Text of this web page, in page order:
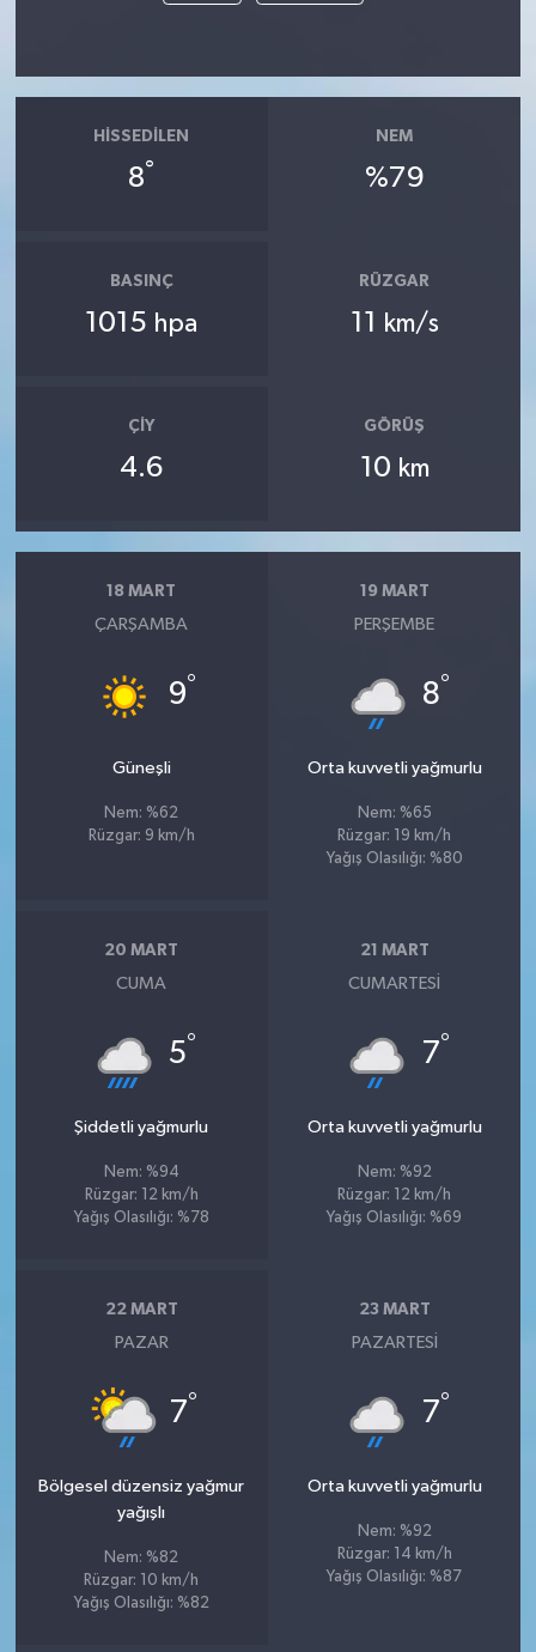
HISSEDILEN
8°
NEM
%79
BASINÇ
1015 hpa
RÜZGAR
11 km/s
ÇIY
4.6
GÖRÜŞ
10 km
18 MART
ÇARŞAMBA
9°
Güneşli
Nem: %62
Rüzgar: 9 km/h
19 MART
PERŞEMBE
8°
Orta kuvvetli yağmurlu
Nem: %65
Rüzgar: 19 km/h
Yağış Olasılığı: %80
20 MART
CUMA
5°
Şiddetli yağmurlu
Nem: %94
Rüzgar: 12 km/h
Yağış Olasılığı: %78
21 MART
CUMARTESI
7°
Orta kuvvetli yağmurlu
Nem: %92
Rüzgar: 12 km/h
Yağış Olasılığı: %69
22 MART
PAZAR
7°
Bölgesel düzensiz yağmur
yağışlı
Nem: %82
Rüzgar: 10 km/h
Yağış Olasılığı: %82
23 MART
PAZARTESI
7°
Orta kuvvetli yağmurlu
Nem: %92
Rüzgar: 14 km/h
Yağış Olasılığı: %87